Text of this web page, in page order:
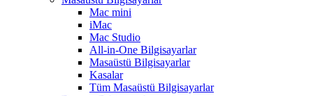
Mac mini
iMac
Mac Studio
All-in-One Bilgisayarlar
Masaüstü Bilgisayarlar
Kasalar
Tüm Masaüstü Bilgisayarlar